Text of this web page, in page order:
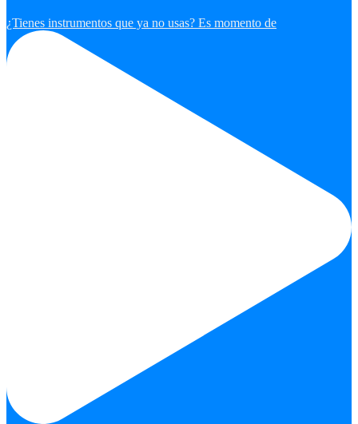
¿Tienes instrumentos que ya no usas? Es momento de